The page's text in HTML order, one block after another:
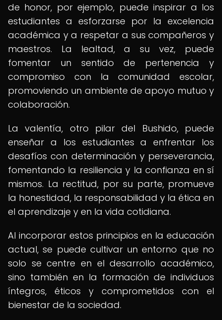
de honor, por ejemplo, puede inspirar a los
estudiantes a esforzarse por la excelencia
académica y a respetar a sus compañeros y
maestros. La lealtad, a su vez, puede
fomentar un sentido de pertenencia y
compromiso con la comunidad escolar,
promoviendo un ambiente de apoyo mutuo y
colaboración.
La valentía, otro pilar del Bushido, puede
enseñar a los estudiantes a enfrentar los
desafíos con determinación y perseverancia,
fomentando la resiliencia y la confianza en sí
mismos. La rectitud, por su parte, promueve
la honestidad, la responsabilidad y la ética en
el aprendizaje y en la vida cotidiana.
Al incorporar estos principios en la educación
actual, se puede cultivar un entorno que no
solo se centre en el desarrollo académico,
sino también en la formación de individuos
íntegros, éticos y comprometidos con el
bienestar de la sociedad.